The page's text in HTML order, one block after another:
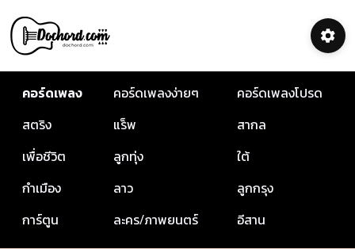
คอร์ดเพลง คอร์ดเพลงง่ายๆ
คอร์ดเพลงโปรด
สตริง
แร็พ
สากล
เพื่อชีวิต
ลูกทุ่ง
ใต้
กำเมือง
ลาว
ลูกกรุง
การ์ตูน
ละคร/ภาพยนตร์ อีสาน